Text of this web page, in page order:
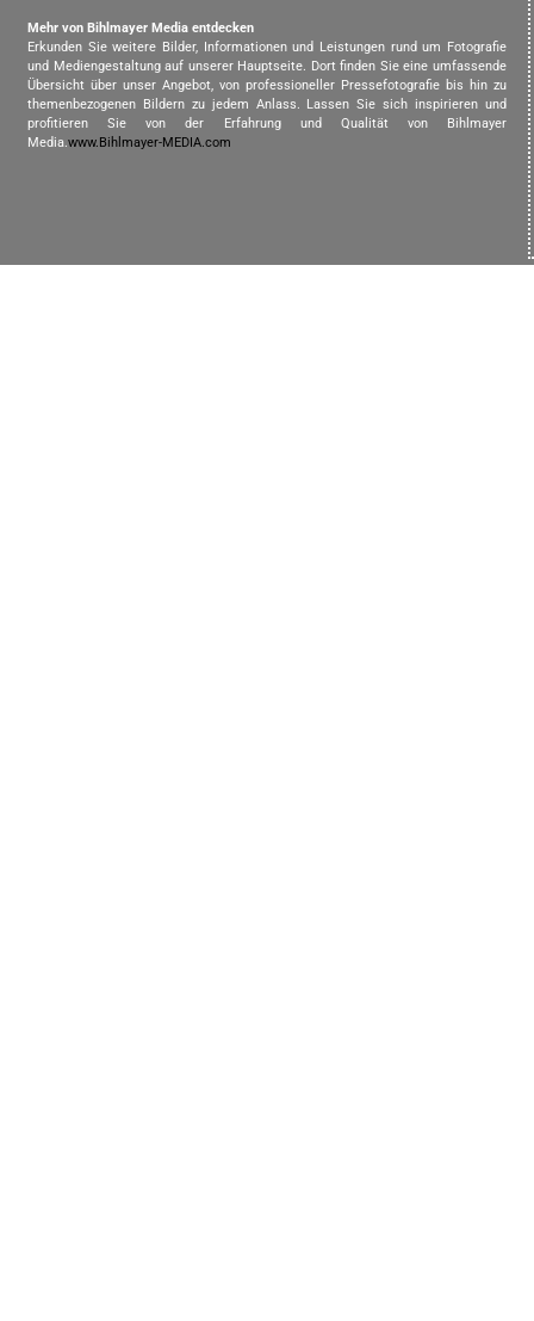
Mehr von Bihlmayer Media entdecken
Erkunden Sie weitere Bilder, Informationen und Leistungen rund um Fotografie
und Mediengestaltung auf unserer Hauptseite. Dort finden Sie eine umfassende
Übersicht über unser Angebot, von professioneller Pressefotografie bis hin zu
themenbezogenen Bildern zu jedem Anlass. Lassen Sie sich inspirieren und
profitieren Sie von der Erfahrung und Qualität von Bihlmayer
Media.www.Bihlmayer-MEDIA.com